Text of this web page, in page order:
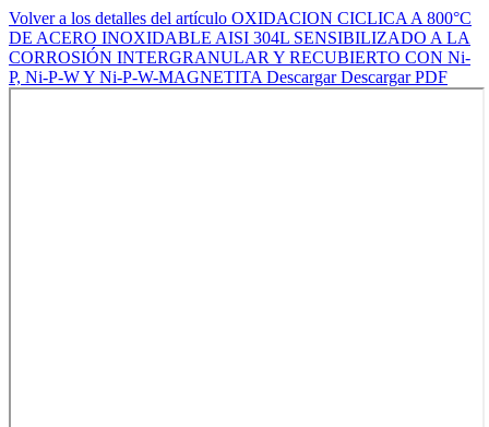
Volver a los detalles del artículo OXIDACION CICLICA A 800°C
DE ACERO INOXIDABLE AISI 304L SENSIBILIZADO A LA
CORROSIÓN INTERGRANULAR Y RECUBIERTO CON Ni-
P, Ni-P-W Y Ni-P-W-MAGNETITA DescargarDescargar PDF